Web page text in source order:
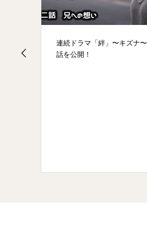
国際毒藻類学会の陣